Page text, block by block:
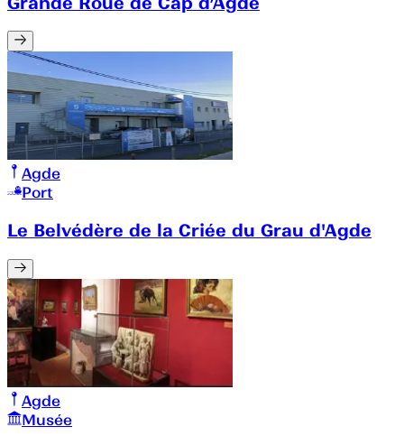
Agde
Port
Le Belvédère de la Criée du Grau d'Agde
Agde
Musée